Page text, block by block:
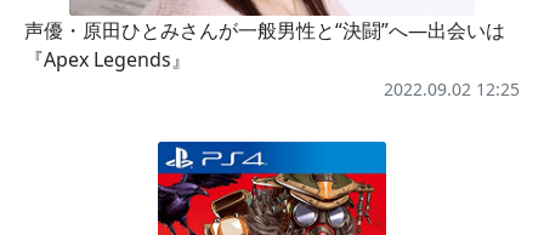
声優・原田ひとみさんが一般男性と“決闘”へ―出会いは
『Apex Legends』
2022.09.02 12:25